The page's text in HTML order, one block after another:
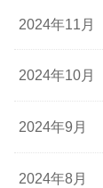
2024年11月
2024年10月
2024年9月
2024年8月